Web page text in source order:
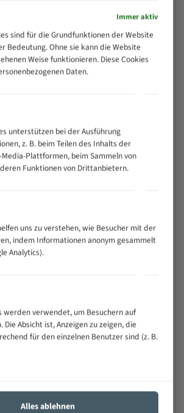
3/4
2/3
0,75/1,25
gegen Zahnbruch auch bei
Werkstücken (Materialmischung,
Beschreibung:
hochlegiertem Federstahl
Immer aktiv
sind für die Grundfunktionen der Website
Bedeutung. Ohne sie kann die Website
Weise funktionieren. Diese Cookies
Daten.
unterstützen bei der Ausführung
z. B. beim Teilen des Inhalts der
Plattformen, beim Sammeln von
Funktionen von Drittanbietern.
uns zu verstehen, wie Besucher mit der
indem Informationen anonym gesammelt
Analytics).
werden verwendet, um Besuchern auf
Die Absicht ist, Anzeigen zu zeigen, die
für den einzelnen Benutzer sind (z. B.
Alles ablehnen